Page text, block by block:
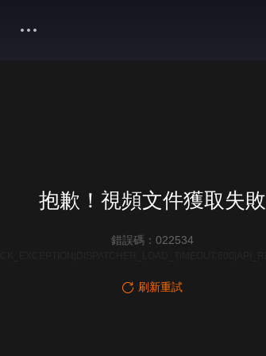
抱歉！視頻文件獲取失敗
錯誤碼：022534
刷新重試